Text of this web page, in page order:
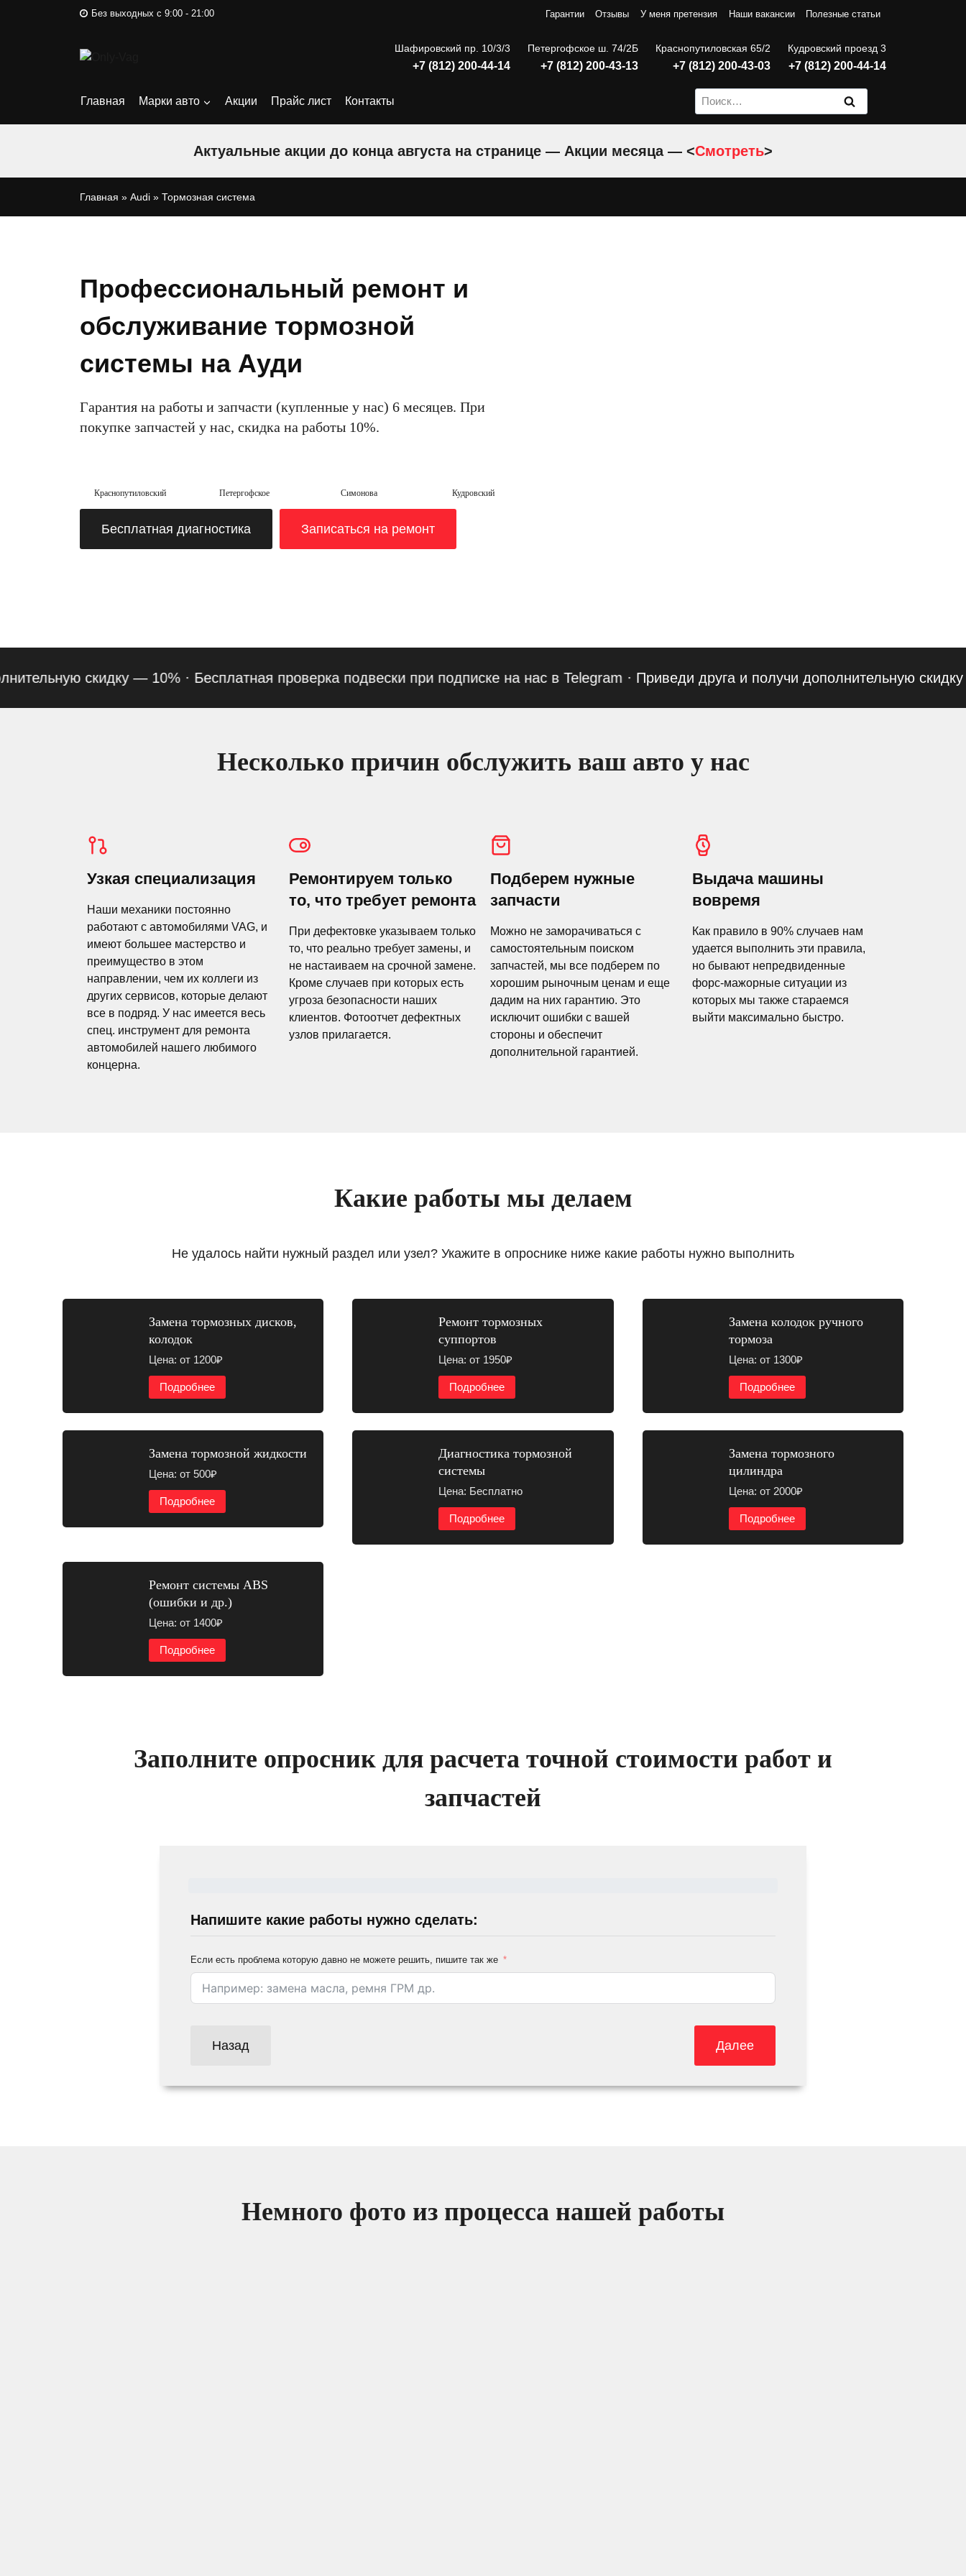
Без выходных с 9:00 - 21:00 Гарантии Отзывы У меня претензия Наши вакансии Полезные статьи
Шафировский пр. 10/3/3
+7 (812) 200-44-14
Петергофское ш. 74/2Б
+7 (812) 200-43-13
Краснопутиловская 65/2
+7 (812) 200-43-03
Кудровский проезд 3
+7 (812) 200-44-14
Главная Марки авто Акции Прайс лист Контакты Найти:
Актуальные акции до конца августа на странице — Акции месяца — <Смотреть>
Главная » Audi » Тормозная система
Профессиональный ремонт и
обслуживание тормозной
системы на Ауди
Гарантия на работы и запчасти (купленные у нас) 6 месяцев. При
покупке запчастей у нас, скидка на работы 10%.
Краснопутиловский Петергофское Симонова Кудровский
Бесплатная диагностика Записаться на ремонт
скидку — 10% ·Бесплатная проверка подвески при подписке на нас в Telegram· Приведи друга и получи дополнительную скидку —
Несколько причин обслужить ваш авто у нас
Узкая специализация
Наши механики постоянно
работают с автомобилями VAG, и
имеют большее мастерство и
преимущество в этом
направлении, чем их коллеги из
других сервисов, которые делают
все в подряд. У нас имеется весь
спец. инструмент для ремонта
автомобилей нашего любимого
концерна.
Ремонтируем только
то, что требует ремонта
При дефектовке указываем только
то, что реально требует замены, и
не настаиваем на срочной замене.
Кроме случаев при которых есть
угроза безопасности наших
клиентов. Фотоотчет дефектных
узлов прилагается.
Подберем нужные
запчасти
Можно не заморачиваться с
самостоятельным поиском
запчастей, мы все подберем по
хорошим рыночным ценам и еще
дадим на них гарантию. Это
исключит ошибки с вашей
стороны и обеспечит
дополнительной гарантией.
Выдача машины
вовремя
Как правило в 90% случаев нам
удается выполнить эти правила,
но бывают непредвиденные
форс-мажорные ситуации из
которых мы также стараемся
выйти максимально быстро.
Какие работы мы делаем
Не удалось найти нужный раздел или узел? Укажите в опроснике ниже какие работы нужно выполнить
Замена тормозных дисков,
колодок
Цена: от 1200₽
Подробнее
Ремонт тормозных
суппортов
Цена: от 1950₽
Подробнее
Замена колодок ручного
тормоза
Цена: от 1300₽
Подробнее
Замена тормозной жидкости
Цена: от 500₽
Подробнее
Диагностика тормозной
системы
Цена: Бесплатно
Подробнее
Замена тормозного
цилиндра
Цена: от 2000₽
Подробнее
Ремонт системы ABS
(ошибки и др.)
Цена: от 1400₽
Подробнее
Заполните опросник для расчета точной стоимости работ и
запчастей
Напишите какие работы нужно сделать:
Если есть проблема которую давно не можете решить, пишите так же
Назад Далее
Немного фото из процесса нашей работы